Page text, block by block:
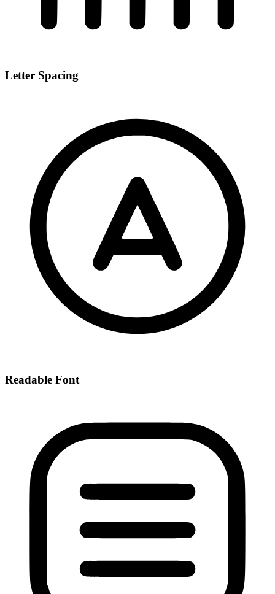
Letter Spacing
Readable Font